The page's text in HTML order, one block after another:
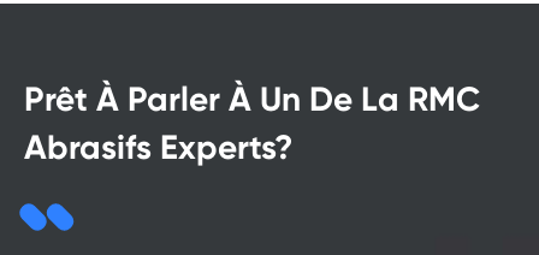
Prêt À Parler À Un De La RMC
Abrasifs Experts?